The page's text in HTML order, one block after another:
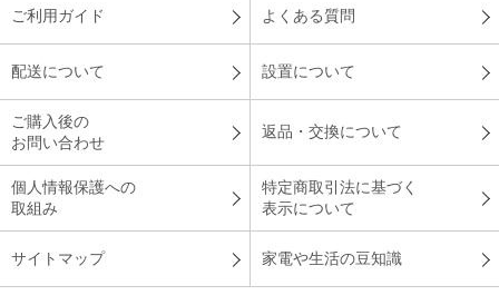
ご利用ガイド よくある質問
配送について 設置について
ご購入後の
お問い合わせ
返品・交換について
個人情報保護への
取組み
特定商取引法に基づく
表示について
サイトマップ 家電や生活の豆知識